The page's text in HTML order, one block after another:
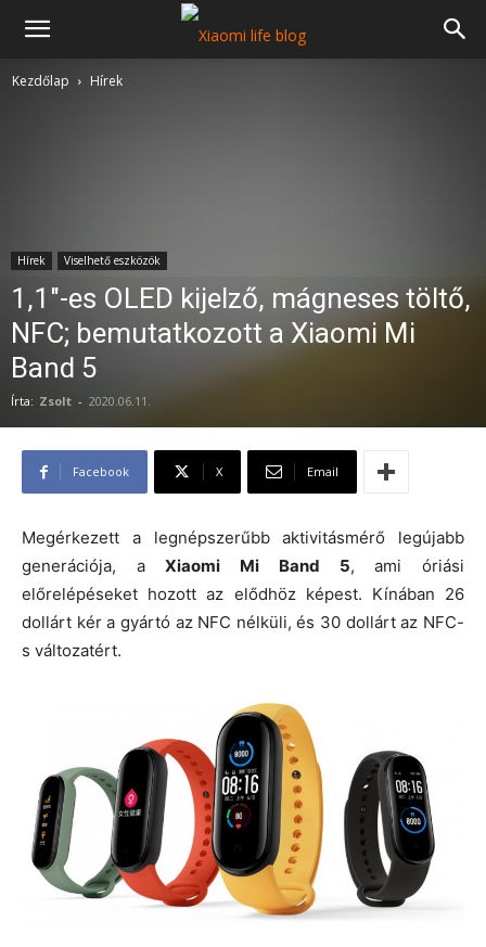
Kezdőlap Hírek
Hírek Viselhető eszközök
1,1″-es OLED kijelző, mágneses töltő,
NFC; bemutatkozott a Xiaomi Mi
Band 5
Írta: Zsolt - 2020.06.11.
Facebook X Email
Megérkezett a legnépszerűbb aktivitásmérő legújabb
generációja, aXiaomi Mi Band 5, ami óriási
előrelépéseket hozott az elődhöz képest. Kínában 26
dollárt kér a gyártó az NFC nélküli, és 30 dollárt az NFC-
s változatért.